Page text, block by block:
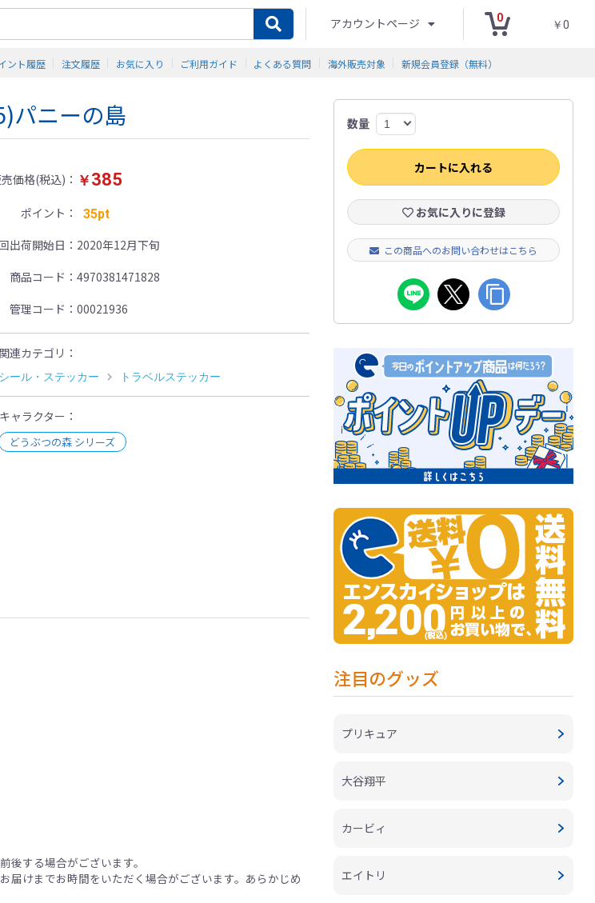
アカウントページ 0
￥0
ント履歴 注文履歴 お気に入り ご利用ガイド よくある質問 海外販売対象 新規会員登録（無料）
パニーの島
価格(税込) ￥385
ポイント 35pt
出荷開始日
2020年12月下旬
商品コード
4970381471828
管理コード
00021936
関連カテゴリ
シール・ステッカー トラベルステッカー
キャラクター
どうぶつの森 シリーズ
する場合がございます。
けまでお時間をいただく場合がございます。あらかじめ
数量
カートに入れる
お気に入りに登録
この商品へのお問い合わせはこちら
注目のグッズ
プリキュア
大谷翔平
カービィ
エイトリ